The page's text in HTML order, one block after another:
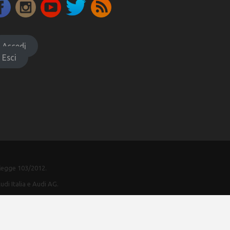
Accedi
Esci
103/2012.
Italia e Audi AG.